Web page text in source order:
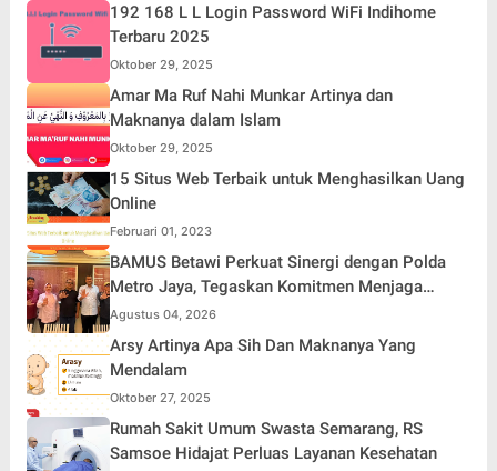
192 168 L L Login Password WiFi Indihome
Terbaru 2025
Oktober 29, 2025
Amar Ma Ruf Nahi Munkar Artinya dan
Maknanya dalam Islam
Oktober 29, 2025
15 Situs Web Terbaik untuk Menghasilkan Uang
Online
Februari 01, 2023
BAMUS Betawi Perkuat Sinergi dengan Polda
Metro Jaya, Tegaskan Komitmen Menjaga
Jakarta Aman, Damai, dan Kondusif Jelang HUT
ke-81 Republik Indonesia
Agustus 04, 2026
Arsy Artinya Apa Sih Dan Maknanya Yang
Mendalam
Oktober 27, 2025
Rumah Sakit Umum Swasta Semarang, RS
Samsoe Hidajat Perluas Layanan Kesehatan